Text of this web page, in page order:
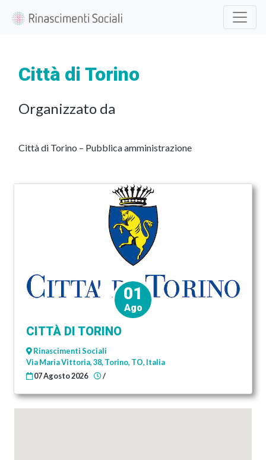
01
Ago
CITTÀ DI TORINO
Rinascimenti Sociali
Via Maria Vittoria, 38, Torino, TO, Italia
07 Agosto 2026
/
Città di Torino
Organizzato da
Città di Torino – Pubblica amministrazione